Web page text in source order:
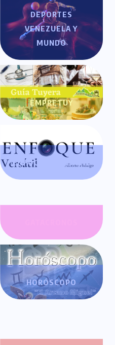
DEPORTES
VENEZUELA Y
MUNDO
EMPRETUY
ENFOQUE VERSÁTIL
HORÓSCOPO